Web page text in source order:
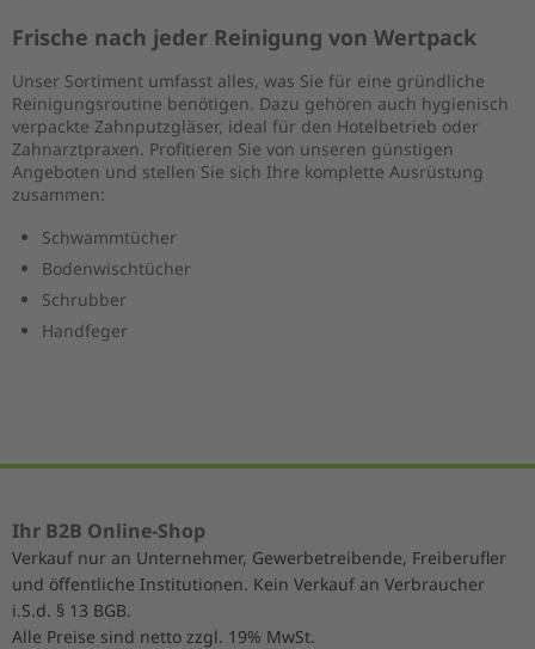
Frische nach jeder Reinigung von Wertpack
Unser Sortiment umfasst alles, was Sie für eine gründliche
Reinigungsroutine benötigen. Dazu gehören auch hygienisch
verpackte Zahnputzgläser, ideal für den Hotelbetrieb oder
Zahnarztpraxen. Profitieren Sie von unseren günstigen
Angeboten und stellen Sie sich Ihre komplette Ausrüstung
zusammen:
Schwammtücher
Bodenwischtücher
Schrubber
Handfeger
Ihr B2B Online-Shop
Verkauf nur an Unternehmer, Gewerbetreibende, Freiberufler
und öffentliche Institutionen. Kein Verkauf an Verbraucher
i.S.d. § 13 BGB.
Alle Preise sind netto zzgl. 19% MwSt.